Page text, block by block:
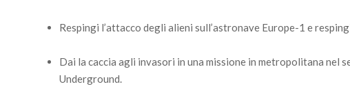
Respingi l’attacco degli alieni sull’astronave Europe-1 e
Dai la caccia agli invasori in una missione in metropolitana nel
Underground.